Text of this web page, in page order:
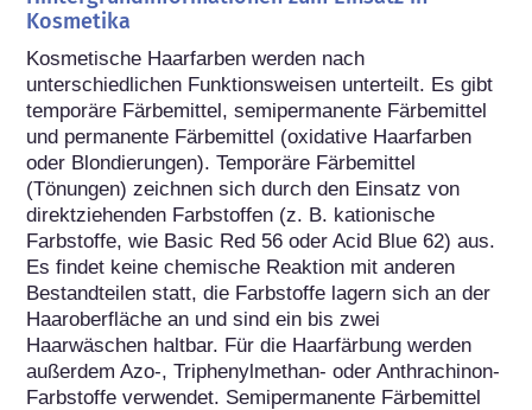
Kosmetika
Kosmetische Haarfarben werden nach
unterschiedlichen Funktionsweisen unterteilt. Es gibt
temporäre Färbemittel, semipermanente Färbemittel
und permanente Färbemittel (oxidative Haarfarben
oder Blondierungen). Temporäre Färbemittel
(Tönungen) zeichnen sich durch den Einsatz von
direktziehenden Farbstoffen (z. B. kationische
Farbstoffe, wie Basic Red 56 oder Acid Blue 62) aus.
Es findet keine chemische Reaktion mit anderen
Bestandteilen statt, die Farbstoffe lagern sich an der
Haaroberfläche an und sind ein bis zwei
Haarwäschen haltbar. Für die Haarfärbung werden
außerdem Azo-, Triphenylmethan- oder Anthrachinon-
Farbstoffe verwendet. Semipermanente Färbemittel